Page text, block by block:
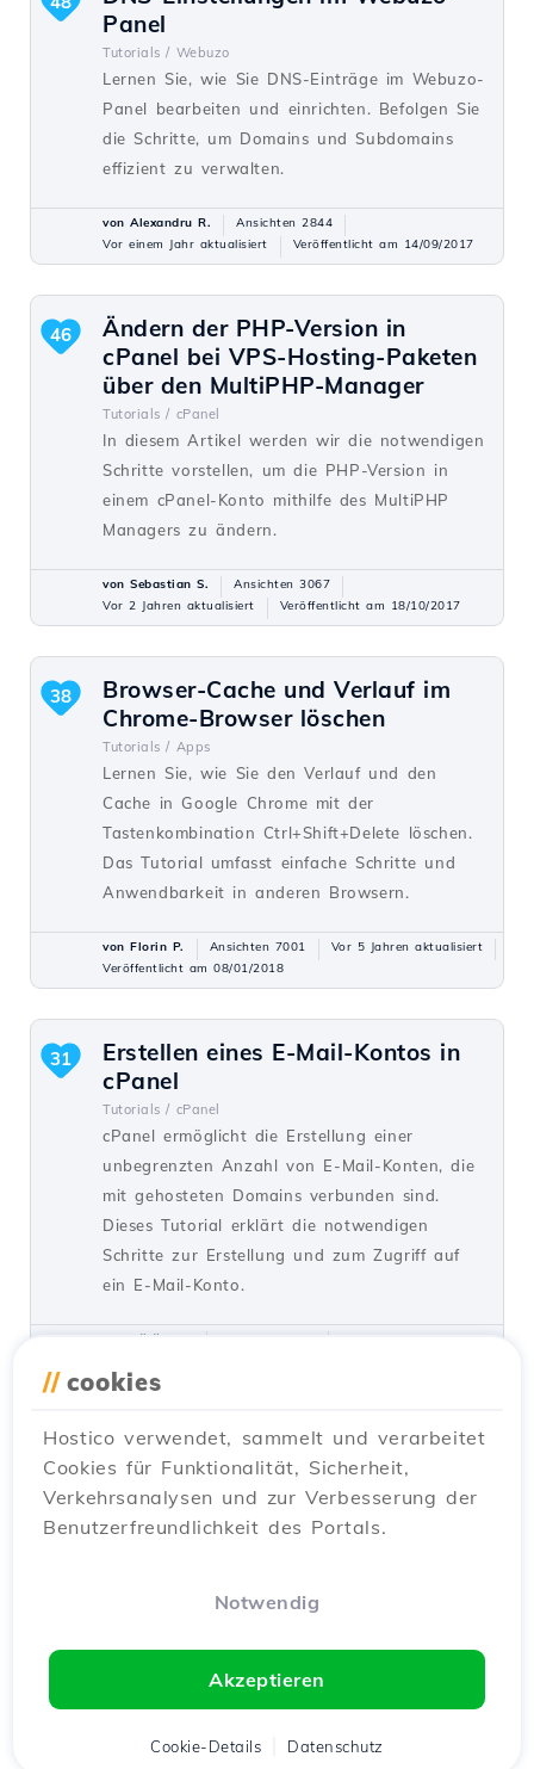
Panel
Tutorials / Webuzo
Lernen Sie, wie Sie DNS-Einträge im Webuzo-
Panel bearbeiten und einrichten. Befolgen Sie
die Schritte, um Domains und Subdomains
effizient zu verwalten.
von Alexandru R.
Ansichten 2844
Vor einem Jahr aktualisiert
Veröffentlicht am 14/09/2017
Ändern der PHP-Version in
cPanel bei VPS-Hosting-Paketen
über den MultiPHP-Manager
Tutorials / cPanel
In diesem Artikel werden wir die notwendigen
Schritte vorstellen, um die PHP-Version in
einem cPanel-Konto mithilfe des MultiPHP
Managers zu ändern.
46
von Sebastian S.
Ansichten 3067
Vor 2 Jahren aktualisiert
Veröffentlicht am 18/10/2017
Browser-Cache und Verlauf im
Chrome-Browser löschen
Tutorials / Apps
Lernen Sie, wie Sie den Verlauf und den
Cache in Google Chrome mit der
Tastenkombination Ctrl+Shift+Delete löschen.
Das Tutorial umfasst einfache Schritte und
Anwendbarkeit in anderen Browsern.
38
von Florin P. Ansichten 7001
Vor 5 Jahren aktualisiert
Veröffentlicht am 08/01/2018
Erstellen eines E-Mail-Kontos in
cPanel
Tutorials / cPanel
cPanel ermöglicht die Erstellung einer
unbegrenzten Anzahl von E-Mail-Konten, die
mit gehosteten Domains verbunden sind.
Dieses Tutorial erklärt die notwendigen
Schritte zur Erstellung und zum Zugriff auf
ein E-Mail-Konto.
31
von Cătălin A.
Ansichten 5924
SSH-Einstellungen in Webuzo
Tutorials / Webuzo
In diesem Tutorial lernen Sie, wie Sie den
SSH-Zugriff auf den Webuzo-Server
20
Ansichten 1526
Vor einem Jahr aktualisiert
// cookies
Hostico verwendet, sammelt und verarbeitet
Cookies für Funktionalität, Sicherheit,
Verkehrsanalysen und zur Verbesserung der
Benutzerfreundlichkeit des Portals.
Notwendig
Akzeptieren
Cookie-Details Datenschutz